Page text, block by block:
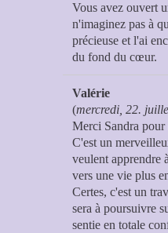
Vous avez ouvert
n'imaginez pas à
précieuse et l'ai
du fond du cœur.
Valérie
(mercredi, 22.
Merci Sandra pour
C'est un
veulent apprendre
vers une vie plus
Certes, c'est un
sera à poursuivre
sentie en totale